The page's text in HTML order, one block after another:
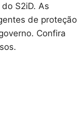
S2iD. As
de proteção
Confira